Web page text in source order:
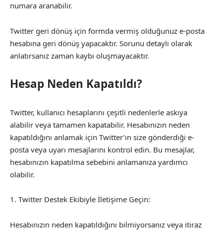
numara aranabilir.
Twitter geri dönüş için formda vermiş olduğunuz e-posta
hesabına geri dönüş yapacaktır. Sorunu detaylı olarak
anlatırsanız zaman kaybı oluşmayacaktır.
Hesap Neden Kapatıldı?
Twitter, kullanıcı hesaplarını çeşitli nedenlerle askıya
alabilir veya tamamen kapatabilir. Hesabınızın neden
kapatıldığını anlamak için Twitter’ın size gönderdiği e-
posta veya uyarı mesajlarını kontrol edin. Bu mesajlar,
hesabınızın kapatılma sebebini anlamanıza yardımcı
olabilir.
1. Twitter Destek Ekibiyle İletişime Geçin:
Hesabınızın neden kapatıldığını bilmiyorsanız veya itiraz